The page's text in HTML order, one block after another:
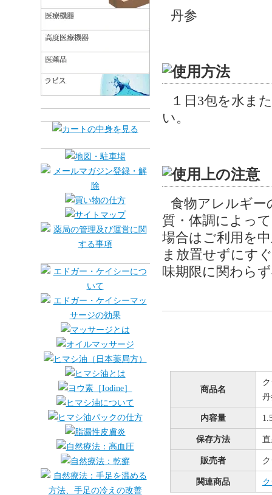
丹参
１日3包を水ま
い。
食物アレルギー
質・体調によっ
場合はご利用を
ま放置せずにす
味期限に関わら
商品名
内容量
保存方法
販売者
関連商品